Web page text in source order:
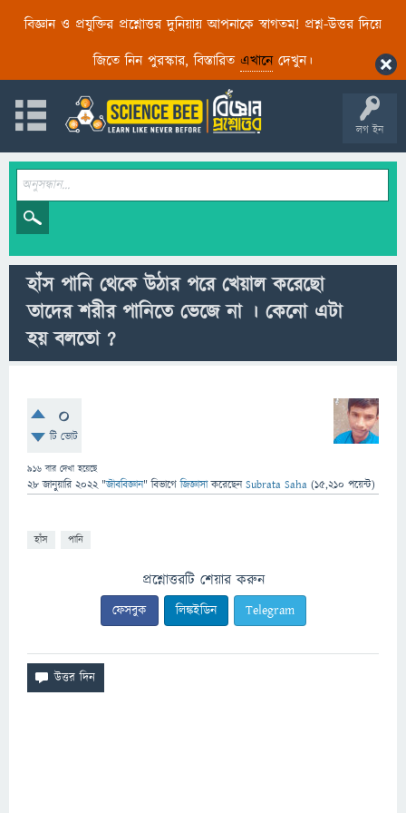
বিজ্ঞান ও প্রযুক্তির প্রশ্নোত্তর দুনিয়ায় আপনাকে স্বাগতম! প্রশ্ন-উত্তর দিয়ে
জিতে নিন পুরস্কার, বিস্তারিত এখানেদেখুন।
লগ ইন
হাঁস পানি থেকে উঠার পরে খেয়াল করেছো
তাদের শরীর পানিতে ভেজে না । কেনো এটা
হয় বলতো ?
0
টি ভোট
916 বার দেখা হয়েছে
28 জানুয়ারি 2022 "জীববিজ্ঞান" বিভাগে জিজ্ঞাসাকরেছেনSubrata Saha (15,210 পয়েন্ট)
হাঁস পানি
প্রশ্নোত্তরটি শেয়ার করুন
ফেসবুক লিঙ্কইডিন Telegram